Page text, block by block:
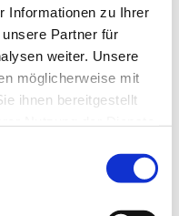
Informationen zu Ihrer
Partner für
weiter. Unsere
möglicherweise mit
ihnen bereitgestellt